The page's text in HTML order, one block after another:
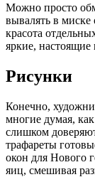
Можно просто
вывалять в
красота
яркие, настоящие
Рисунки
Конечно,
многие думая,
слишком
трафареты
окон для Нового
яиц, смешивая